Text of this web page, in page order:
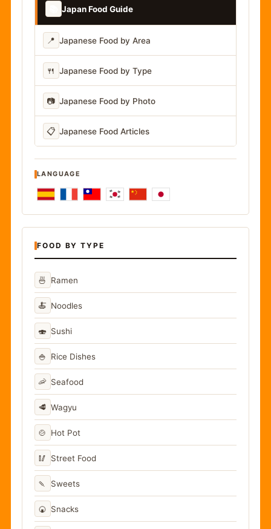
Japan Food Guide
📍 Japanese Food by Area
🍴 Japanese Food by Type
📷 Japanese Food by Photo
📋 Japanese Food Articles
LANGUAGE
FOOD BY TYPE
🍜 Ramen
🍝 Noodles
🍣 Sushi
🍚 Rice Dishes
🦐 Seafood
🥩 Wagyu
🍲 Hot Pot
🥢 Street Food
🍡 Sweets
🍘 Snacks